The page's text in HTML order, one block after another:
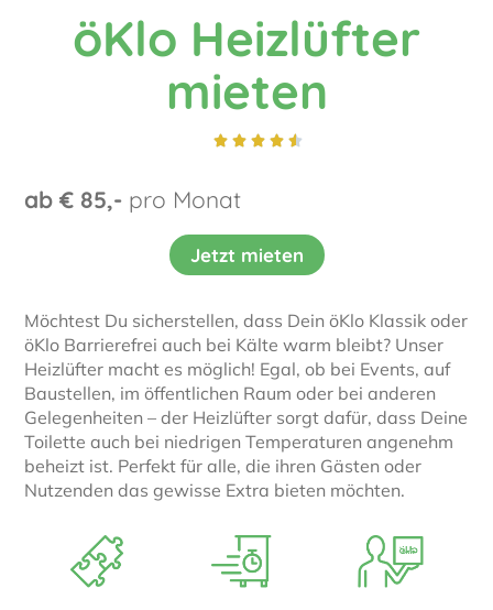
öKlo Heizlüfter
mieten
    
ab € 85,- pro Monat
Jetzt mieten
Möchtest Du sicherstellen, dass Dein öKlo Klassik oder
öKlo Barrierefrei auch bei Kälte warm bleibt? Unser
Heizlüfter macht es möglich! Egal, ob bei Events, auf
Baustellen, im öffentlichen Raum oder bei anderen
Gelegenheiten – der Heizlüfter sorgt dafür, dass Deine
Toilette auch bei niedrigen Temperaturen angenehm
beheizt ist. Perfekt für alle, die ihren Gästen oder
Nutzenden das gewisse Extra bieten möchten.